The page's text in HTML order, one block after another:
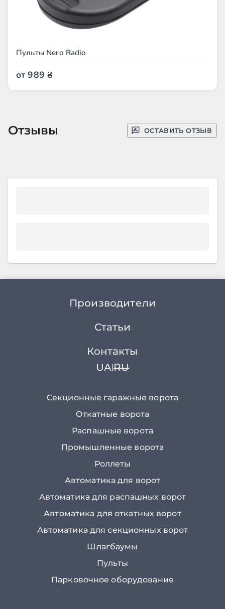
Пульты Nero Radio
от 989 ₴
Отзывы ОСТАВИТЬ ОТЗЫВ
Производители
Статьи
Контакты
UA|RU
Секционные гаражные ворота
Откатные ворота
Распашные ворота
Промышленные ворота
Роллеты
Автоматика для ворот
Автоматика для распашных ворот
Автоматика для откатных ворот
Автоматика для секционных ворот
Шлагбаумы
Пульты
Парковочное оборудование